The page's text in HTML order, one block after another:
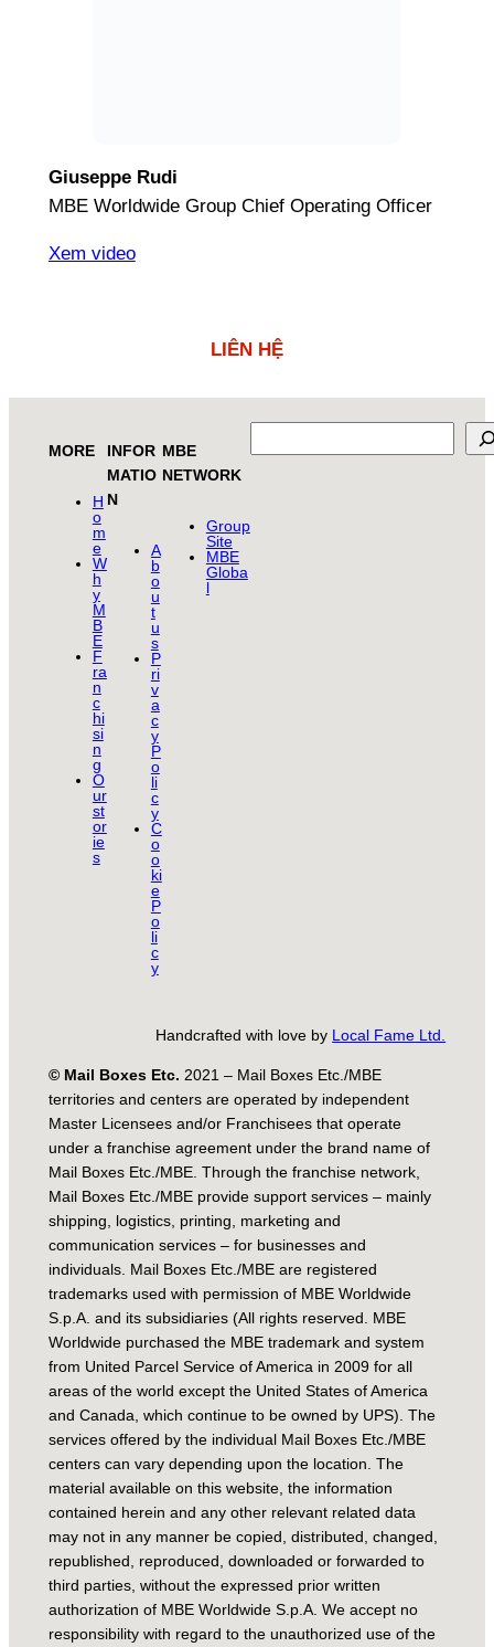
Giuseppe Rudi
MBE Worldwide Group Chief Operating Officer
Xem video
LIÊN HỆ
MORE
H
o
m
e
W
h
y
M
B
E
F
ra
n
c
hi
si
n
g
O
ur
st
or
ie
s
INFOR
MATIO
N
A
b
o
u
t
u
s
P
ri
v
a
c
y
P
o
li
c
y
C
o
o
ki
e
P
o
li
c
y
MBE
NETWORK
Group
Site
MBE
Globa
l
Handcrafted with love by Local Fame Ltd.
© Mail Boxes Etc. 2021 – Mail Boxes Etc./MBE
territories and centers are operated by independent
Master Licensees and/or Franchisees that operate
under a franchise agreement under the brand name of
Mail Boxes Etc./MBE. Through the franchise network,
Mail Boxes Etc./MBE provide support services – mainly
shipping, logistics, printing, marketing and
communication services – for businesses and
individuals. Mail Boxes Etc./MBE are registered
trademarks used with permission of MBE Worldwide
S.p.A. and its subsidiaries (All rights reserved. MBE
Worldwide purchased the MBE trademark and system
from United Parcel Service of America in 2009 for all
areas of the world except the United States of America
and Canada, which continue to be owned by UPS). The
services offered by the individual Mail Boxes Etc./MBE
centers can vary depending upon the location. The
material available on this website, the information
contained herein and any other relevant related data
may not in any manner be copied, distributed, changed,
republished, reproduced, downloaded or forwarded to
third parties, without the expressed prior written
authorization of MBE Worldwide S.p.A. We accept no
responsibility with regard to the unauthorized use of the